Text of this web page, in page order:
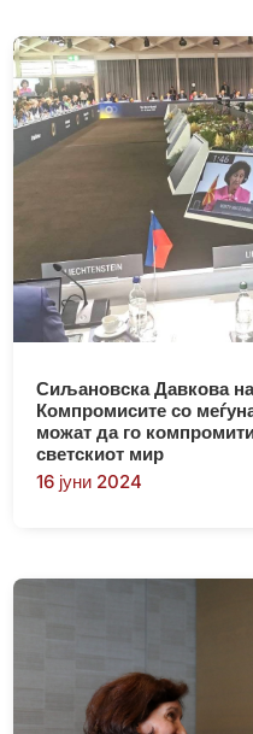
Сиљановска Давкова
Компромисите со
можат да го
светскиот мир
16 јуни 2024